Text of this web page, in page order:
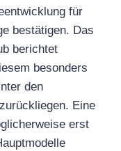
für
bestätigen. Das
berichtet
besonders
den
Eine
erst